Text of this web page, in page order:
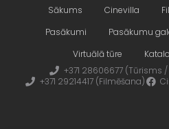
Sākums Cinevilla
Pasākumi
Pasākumu
Virtuālā tūre
+371 28606677 (Tūrisms
+371 29214417 (Filmēšana)